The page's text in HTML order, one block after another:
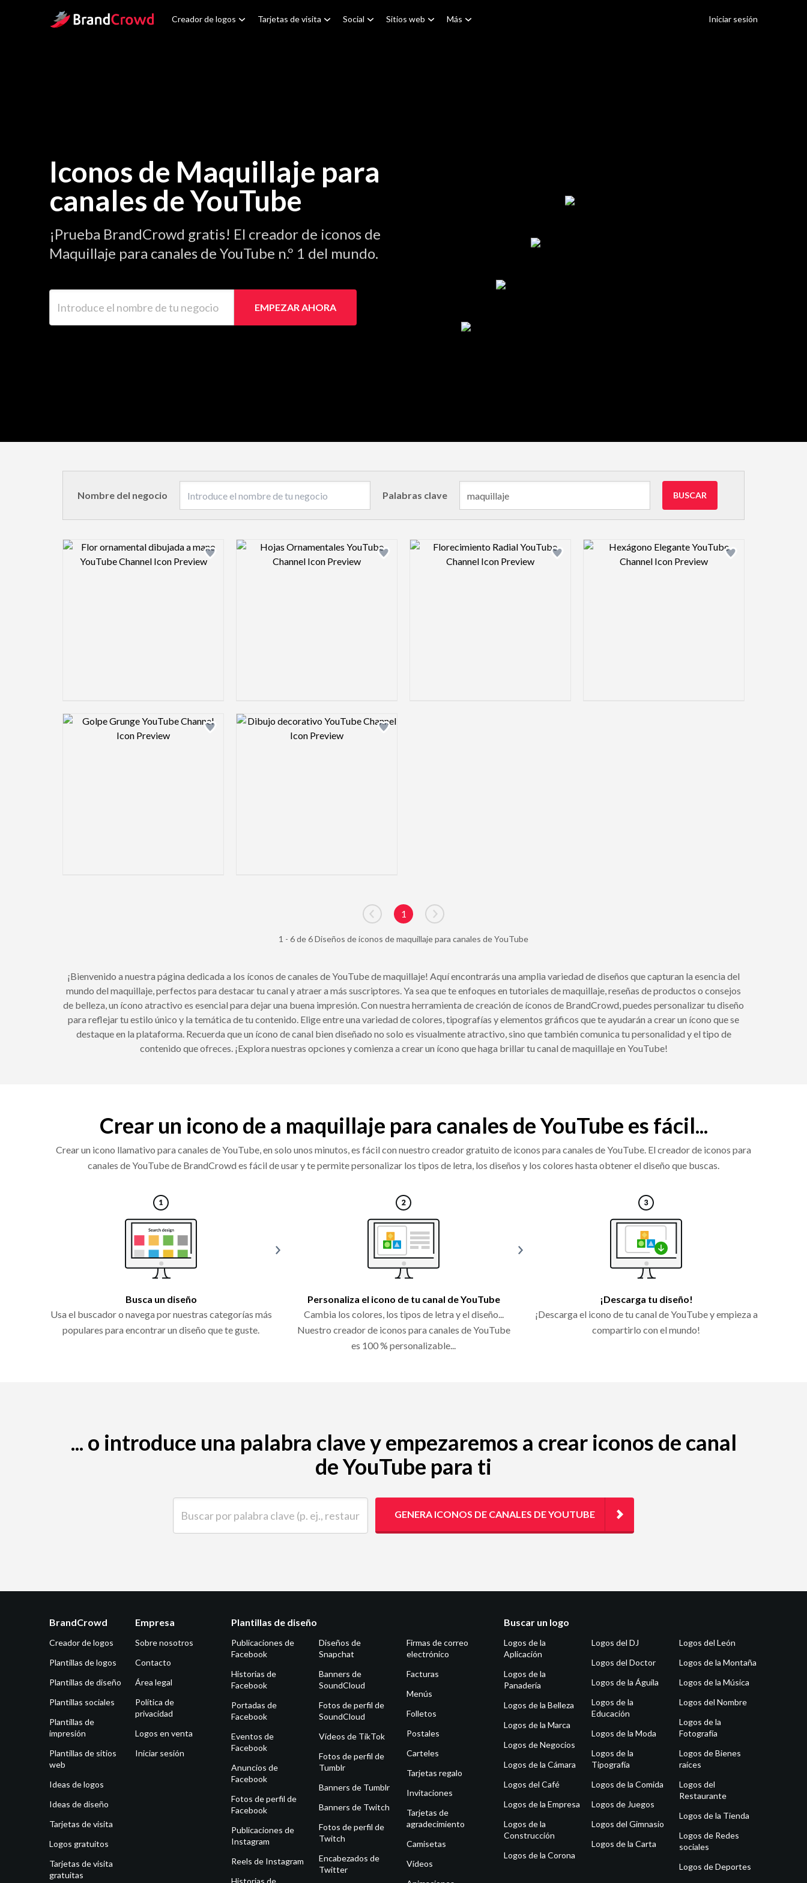
Site Logo Creador de logos Tarjetas de visita Social Sitios web Más Iniciar sesión
Iconos de Maquillaje para
canales de YouTube
¡Prueba BrandCrowd gratis! El creador de iconos de
Maquillaje para canales de YouTube n.º 1 del mundo.
EMPEZAR AHORA
Nombre del negocio Palabras clave BUSCAR
Design preview image Design preview image Design preview image Design preview image
Design preview image Design preview image
Go to previous page
1
Go to next page
1 - 6 de 6 Diseños de iconos de maquillaje para canales de YouTube
¡Bienvenido a nuestra página dedicada a los íconos de canales de YouTube de maquillaje! Aquí encontrarás una amplia variedad de diseños que capturan la esencia del
mundo del maquillaje, perfectos para destacar tu canal y atraer a más suscriptores. Ya sea que te enfoques en tutoriales de maquillaje, reseñas de productos o consejos
de belleza, un ícono atractivo es esencial para dejar una buena impresión. Con nuestra herramienta de creación de íconos de BrandCrowd, puedes personalizar tu diseño
para reflejar tu estilo único y la temática de tu contenido. Elige entre una variedad de colores, tipografías y elementos gráficos que te ayudarán a crear un ícono que se
destaque en la plataforma. Recuerda que un ícono de canal bien diseñado no solo es visualmente atractivo, sino que también comunica tu personalidad y el tipo de
contenido que ofreces. ¡Explora nuestras opciones y comienza a crear un ícono que haga brillar tu canal de maquillaje en YouTube!
Crear un icono de a maquillaje para canales de YouTube es fácil...
Crear un icono llamativo para canales de YouTube, en solo unos minutos, es fácil con nuestro creador gratuito de iconos para canales de YouTube. El creador de iconos para
canales de YouTube de BrandCrowd es fácil de usar y te permite personalizar los tipos de letra, los diseños y los colores hasta obtener el diseño que buscas.
Busca un diseño
Usa el buscador o navega por nuestras categorías más
populares para encontrar un diseño que te guste.
Personaliza el icono de tu canal de YouTube
Cambia los colores, los tipos de letra y el diseño...
Nuestro creador de iconos para canales de YouTube
es 100 % personalizable...
¡Descarga tu diseño!
¡Descarga el icono de tu canal de YouTube y empieza a
compartirlo con el mundo!
... o introduce una palabra clave y empezaremos a crear iconos de canal
de YouTube para ti
GENERA ICONOS DE CANALES DE YOUTUBE
BrandCrowd
Creador de logos
Plantillas de logos
Plantillas de diseño
Plantillas sociales
Plantillas de
impresión
Plantillas de sitios
web
Ideas de logos
Ideas de diseño
Tarjetas de visita
Logos gratuitos
Tarjetas de visita
gratuitas
Empresa
Sobre nosotros
Contacto
Área legal
Política de
privacidad
Logos en venta
Iniciar sesión
Plantillas de diseño
Publicaciones de
Facebook
Historias de
Facebook
Portadas de
Facebook
Eventos de
Facebook
Anuncios de
Facebook
Fotos de perfil de
Facebook
Publicaciones de
Instagram
Reels de Instagram
Historias de
Diseños de
Snapchat
Banners de
SoundCloud
Fotos de perfil de
SoundCloud
Vídeos de TikTok
Fotos de perfil de
Tumblr
Banners de Tumblr
Banners de Twitch
Fotos de perfil de
Twitch
Encabezados de
Twitter
Firmas de correo
electrónico
Facturas
Menús
Folletos
Postales
Carteles
Tarjetas regalo
Invitaciones
Tarjetas de
agradecimiento
Camisetas
Vídeos
Buscar un logo
Logos de la
Aplicación
Logos de la
Panadería
Logos de la Belleza
Logos de la Marca
Logos de Negocios
Logos de la Cámara
Logos del Café
Logos de la Empresa
Logos de la
Construcción
Logos de la Corona
Logos del DJ
Logos del Doctor
Logos de la Águila
Logos de la
Educación
Logos de la Moda
Logos de la
Tipografía
Logos de la Comida
Logos de Juegos
Logos del Gimnasio
Logos de la Carta
Logos del León
Logos de la Montaña
Logos de la Música
Logos del Nombre
Logos de la
Fotografía
Logos de Bienes
raíces
Logos del
Restaurante
Logos de la Tienda
Logos de Redes
sociales
Logos de Deportes